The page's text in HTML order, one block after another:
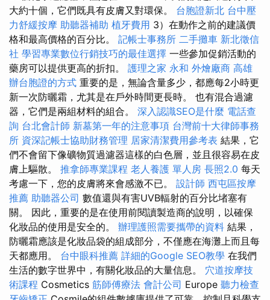
大約十個，它們既具有皮膚又對環保。 台胞證新北 台中壓
力舒緩按摩 助聽器補助 植牙費用 3）在動作之前的建議價
格和最高價格的百分比。 記帳士事務所 二手攤車 新北徵信
社 學習專業數位行銷技巧的最佳選擇 一些參加促銷活動的
藥房可以提供更高的折扣。 護理之家 永和 外燴廠商 高雄
辦台胞證的方式 重要的是，無論含量多少，都應每2小時更
新一次防曬霜，尤其是在戶外時間更長時。 也有混合過濾
器，它們是兩組材料的組合。 深入認識SEO是什麼 電話查
詢 台北會計師 新墓第一年的注意事項 台灣前十大律師事務
所 資深記帳士協助財務管理 居家清潔費用參考表 結果，它
們不會留下像礦物質過濾器這樣的白色層，並且很容易在皮
膚上驅散。 推拿師專業課程 老人養護 單人房 長照2.0 每天
考慮一下，您的皮膚將來會感激不已。 設計師 西屯區按摩
推薦 助聽器公司 數值還與有害UVB輻射的百分比堵塞有
關。 因此，重要的是在使用前閱讀製造商的說明，以確保
化妝品的使用是安全的。 辦理護照需要攜帶的資料 結果，
防曬霜應該是化妝品袋的組成部分，不僅應在海灘上而且每
天都應用。 台中眼科推薦 詳細的Google SEO教學 在我們
生活的數字世界中，有關化妝品的大量信息。 穴道按摩技
術課程 Cosmetics 筋師傅療法 會計公司 Europe 聽力檢查